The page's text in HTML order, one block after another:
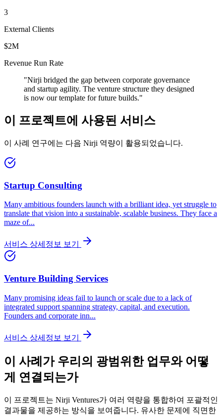
3
External Clients
$2M
Revenue Run Rate
"Nirji bridged the gap between corporate governance
and startup agility. The venture structure they designed
is now our template for future builds."
이 프로젝트에 사용된 서비스
이 사례 연구에는 다음 Nirji 역량이 활용되었습니다.
Startup Consulting
Many ambitious founders launch with a brilliant idea, yet struggle to
translate that vision into a sustainable, scalable business. They face a
maze of...
서비스 상세정보 보기
Venture Building Services
Many promising ideas fail to launch or scale due to a lack of
integrated support spanning strategy, capital, and execution.
Founders and corporate inn...
서비스 상세정보 보기
이 사례가 우리의 광범위한 업무와 어떻
게 연결되는가
이 프로젝트는 Nirji Ventures가 여러 역량을 통합하여 포괄적인
결과물을 제공하는 방식을 보여줍니다. 유사한 문제에 직면한